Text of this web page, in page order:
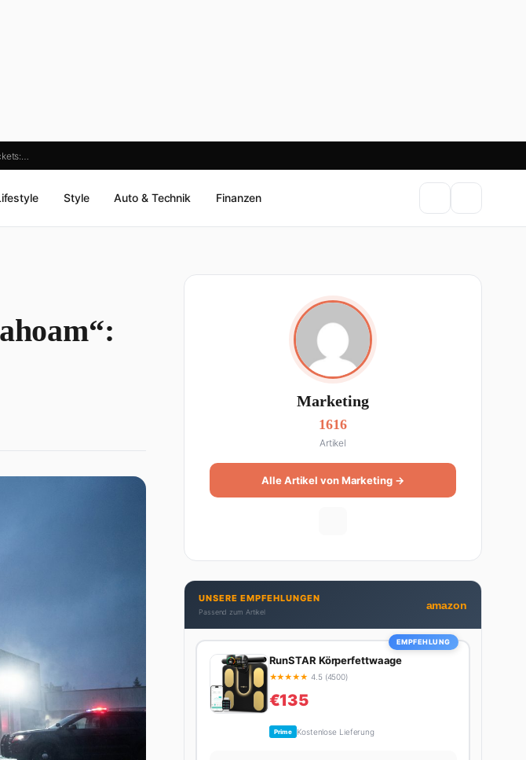
Style Auto & Technik Finanzen
Marketing
1616
Artikel
Alle Artikel von Marketing →
UNSERE EMPFEHLUNGEN
Passend zum Artikel
amazon
EMPFEHLUNG
RunSTAR Körperfettwaage
★★★★★ 4.5 (4500)
€135
Prime Kostenlose Lieferung